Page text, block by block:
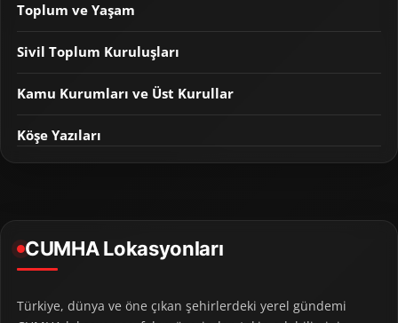
Toplum ve Yaşam
Sivil Toplum Kuruluşları
Kamu Kurumları ve Üst Kurullar
Köşe Yazıları
CUMHA Lokasyonları
Türkiye, dünya ve öne çıkan şehirlerdeki yerel gündemi